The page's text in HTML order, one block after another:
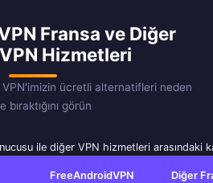
Fransa ve Diğer
Hizmetleri
ücretli alternatifleri neden
bıraktığını görün
ile diğer VPN hizmetleri arasındaki
FreeAndroidVPN Diğer